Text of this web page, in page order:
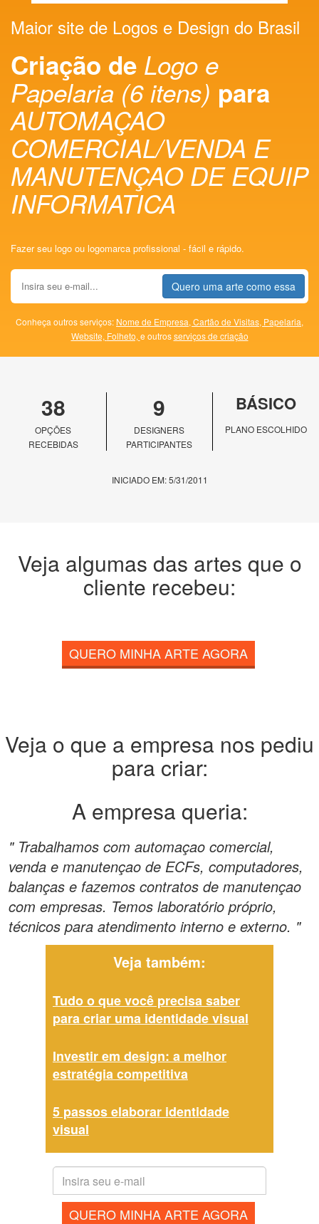
Maior site de Logos e Design do Brasil
Criação de Logo e
Papelaria (6 itens) para
AUTOMAÇAO
COMERCIAL/VENDA E
MANUTENÇAO DE EQUIP
INFORMATICA
Fazer seu logo ou logomarca profissional - fácil e rápido.
Quero uma arte como essa
Conheça outros serviços: Nome de Empresa, Cartão de Visitas, Papelaria,
Website, Folheto, e outrosserviços de criação
38
OPÇÕES
RECEBIDAS
9
DESIGNERS
PARTICIPANTES
BÁSICO
PLANO ESCOLHIDO
INICIADO EM: 5/31/2011
Veja algumas das artes que o
cliente recebeu:
QUERO MINHA ARTE AGORA
Veja o que a empresa nos pediu
para criar:
A empresa queria:
" Trabalhamos com automaçao comercial,
venda e manutençao de ECFs, computadores,
balanças e fazemos contratos de manutençao
com empresas. Temos laboratório próprio,
técnicos para atendimento interno e externo. "
Veja também:
Tudo o que você precisa saber
para criar uma identidade visual
Investir em design: a melhor
estratégia competitiva
5 passos elaborar identidade
visual
QUERO MINHA ARTE AGORA